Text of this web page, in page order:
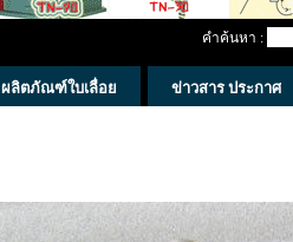
คำค้นหา :
ผลิตภัณฑ์ใบเลื่อย ข่าวสาร ประกาศ